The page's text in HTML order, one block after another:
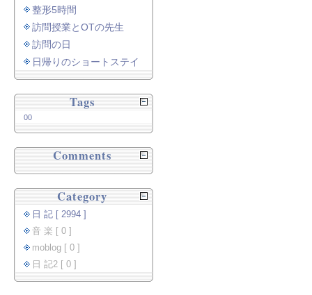
整形5時間
訪問授業とOTの先生
訪問の日
日帰りのショートステイ
Tags
00
Comments
Category
日 記 [ 2994 ]
音 楽 [ 0 ]
moblog [ 0 ]
日 記2 [ 0 ]